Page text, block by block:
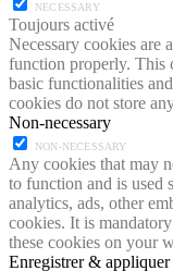
NECESSARY
Toujours activé
Necessary cookies are
function properly. This
basic functionalities
cookies do not store
Non-necessary
NON-NECESSARY
Any cookies that may
to function and is used
analytics, ads, other
cookies. It is
these cookies on your
Enregistrer & appliquer